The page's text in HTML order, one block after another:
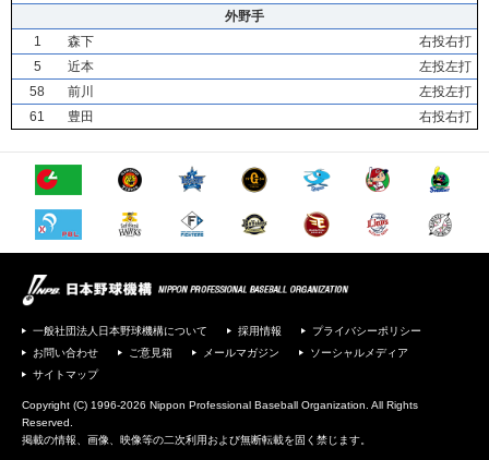
外野手
1
森下
右投右打
5
近本
左投左打
58
前川
左投左打
61
豊田 右投右打
一般社団法人日本野球機構について 採用情報
プライバシーポリシー
お問い合わせ
ご意見箱 メールマガジン
ソーシャルメディア
サイトマップ
Copyright (C) 1996-2026 Nippon Professional Baseball Organization. All Rights
Reserved.
掲載の情報、画像、映像等の二次利用および無断転載を固く禁じます。